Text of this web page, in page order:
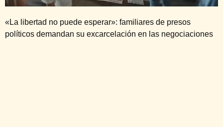
«La libertad no puede esperar»: familiares de presos
políticos demandan su excarcelación en las negociaciones